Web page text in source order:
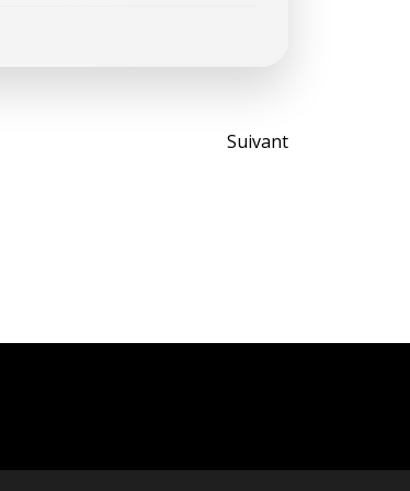
Post
Suivant